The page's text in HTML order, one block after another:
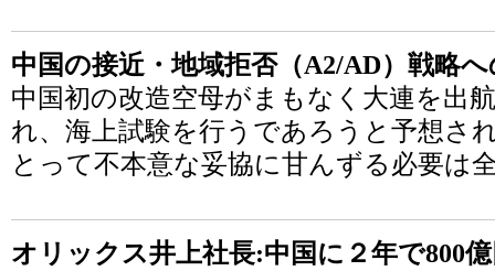
中国の接近・地域拒否（A2/AD）戦略
中国初の改造空母がまもなく大連を出
れ、海上試験を行うであろうと予想さ
とって不本意な妥協に甘んずる必要は
オリックス井上社長:中国に２年で800